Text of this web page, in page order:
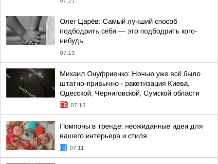
Олег Царёв: Самый лучший способ
подбодрить себя — это подбодрить кого-
нибудь
07:13
Михаил Онуфриенко: Ночью уже всё было
штатно-привычно - ракетизация Киева,
Одесской, Черниговской, Сумской области
07:13
Помпоны в тренде: неожиданные идеи для
вашего интерьера и стиля
07:11